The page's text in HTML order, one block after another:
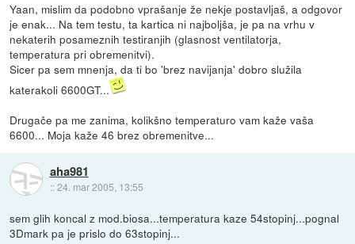
Yaan, mislim da podobno vprašanje že nekje postavljaš, a odgovor
je enak... Na tem testu, ta kartica ni najboljša, je pa na vrhu v
nekaterih posameznih testiranjih (glasnost ventilatorja,
temperatura pri obremenitvi).
Sicer pa sem mnenja, da ti bo 'brez navijanja' dobro služila
katerakoli 6600GT...
Drugače pa me zanima, kolikšno temperaturo vam kaže vaša
6600... Moja kaže 46 brez obremenitve...
aha981
::24. mar 2005, 13:55
sem glih koncal z mod.biosa...temperatura kaze 54stopinj...pognal
3Dmark pa je prislo do 63stopinj...